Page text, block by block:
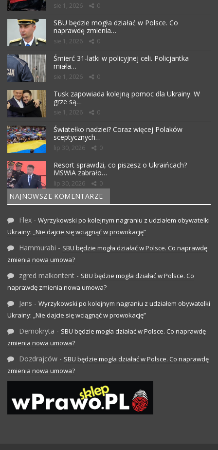
sie 1, 2026 0
SBU będzie mogła działać w Polsce. Co
naprawdę zmienia…
sie 1, 2026 0
Śmierć 31-latki w policyjnej celi. Policjantka
miała…
sie 1, 2026 0
Tusk zapowiada kolejną pomoc dla Ukrainy. W
grze są…
sie 1, 2026 0
Światełko nadziei? Coraz więcej Polaków
sceptycznych…
lip 30, 2026 0
Resort sprawdzi, co piszesz o Ukraińcach?
MSWiA zabrało…
lip 30, 2026 0
NAJNOWSZE KOMENTARZE
Flex - Wyrzykowski po kolejnym nagraniu z udziałem obywatelki
Ukrainy: „Nie dajcie się wciągnąć w prowokację”
Hammurabi - SBU będzie mogła działać w Polsce. Co naprawdę
zmienia nowa umowa?
zgred malkontent - SBU będzie mogła działać w Polsce. Co
naprawdę zmienia nowa umowa?
Jans - Wyrzykowski po kolejnym nagraniu z udziałem obywatelki
Ukrainy: „Nie dajcie się wciągnąć w prowokację”
Demokryta - SBU będzie mogła działać w Polsce. Co naprawdę
zmienia nowa umowa?
Dozdrajców - SBU będzie mogła działać w Polsce. Co naprawdę
zmienia nowa umowa?